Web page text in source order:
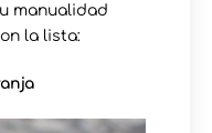
manualidad
la lista: